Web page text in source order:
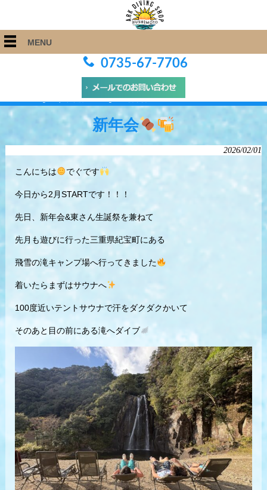
MENU
0735-67-7706
ARK Diving Shop 串本店 > Blog > 新年会
新年会
2026/02/01
こんにちは でぐです
今日から2月STARTです！！！
先日、新年会&東さん生誕祭を兼ねて
先月も遊びに行った三重県紀宝町にある
飛雪の滝キャンプ場へ行ってきました
着いたらまずはサウナへ
100度近いテントサウナで汗をダクダクかいて
そのあと目の前にある滝へダイブ